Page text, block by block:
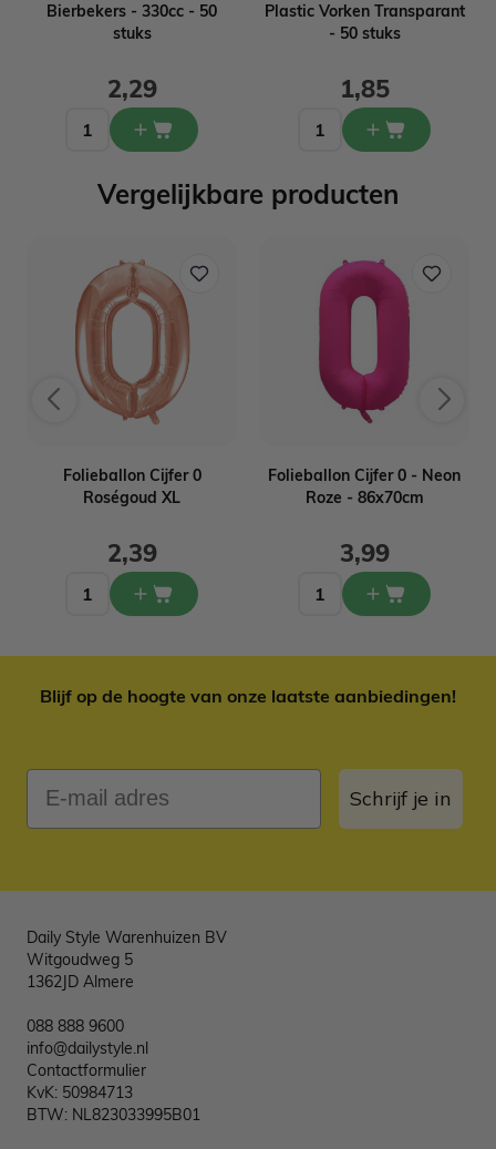
Bierbekers - 330cc - 50
stuks
2,29
Plastic Vorken Transparant
- 50 stuks
1,85
Vergelijkbare producten
Folieballon Cijfer 0
Roségoud XL
2,39
Folieballon Cijfer 0 - Neon
Roze - 86x70cm
3,99
Blijf op de hoogte van onze laatste aanbiedingen!
E-mail adres
Schrijf je in
Daily Style Warenhuizen BV
Witgoudweg 5
1362JD Almere
088 888 9600
info@dailystyle.nl
Contactformulier
KvK: 50984713
BTW: NL823033995B01